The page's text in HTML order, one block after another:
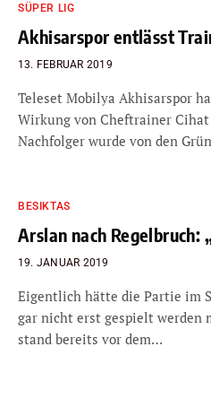
SÜPER LIG
Akhisarspor entlässt
13. FEBRUAR 2019
Teleset Mobilya Akhisarspor
Wirkung von Cheftrainer
Nachfolger wurde von den
BESIKTAS
Arslan nach Regelbruch:
19. JANUAR 2019
Eigentlich hätte die Partie im
gar nicht erst gespielt werden
stand bereits vor dem…